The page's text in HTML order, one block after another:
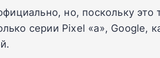
но, поскольку
серии Pixel «а», Google,